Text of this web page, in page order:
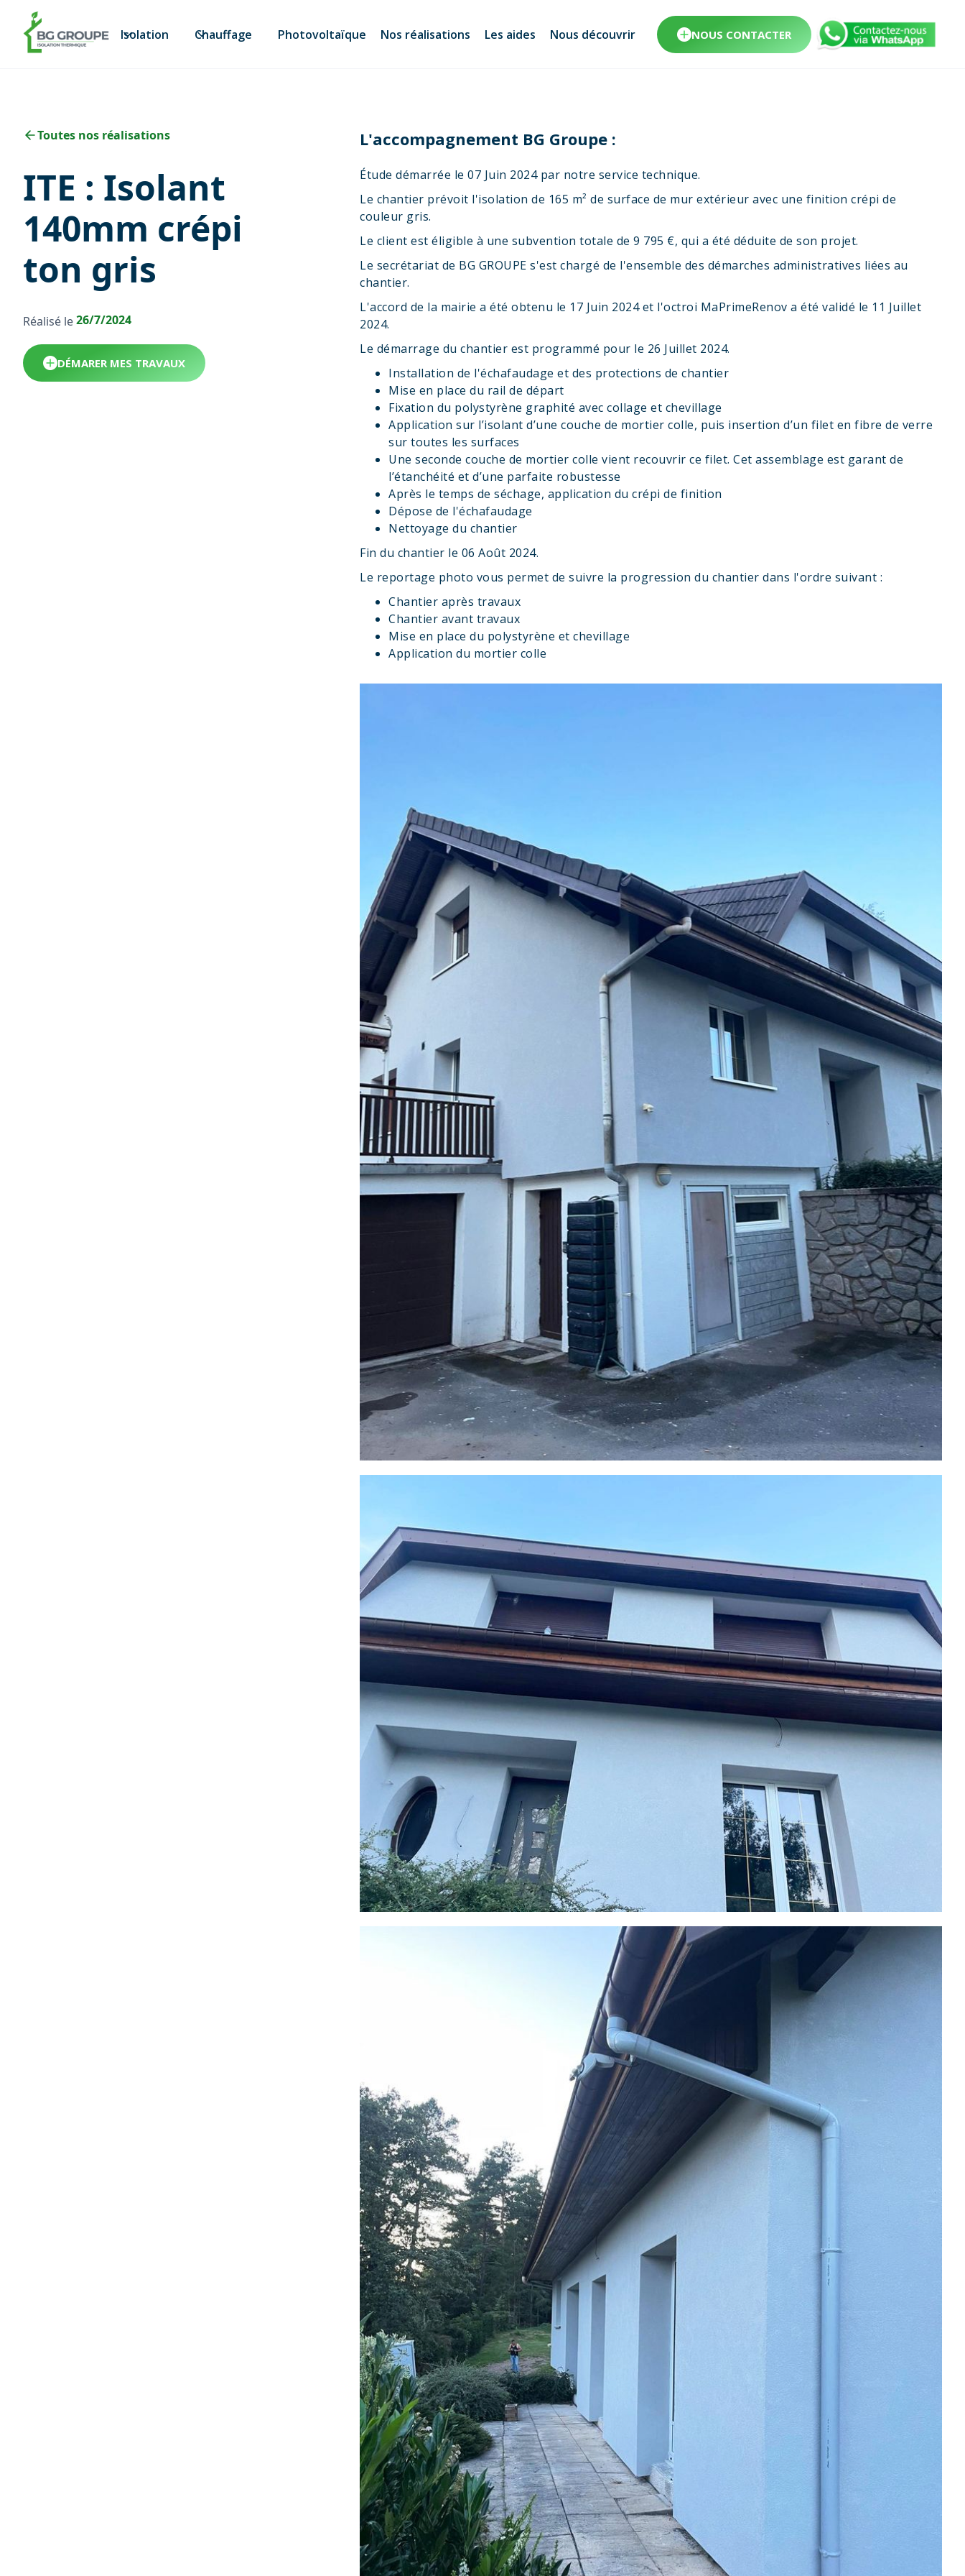
Isolation Chauffage Photovoltaïque Nos réalisations Les aides Nous découvrir NOUS CONTACTER
Toutes nos réalisations
ITE : Isolant
140mm crépi
ton gris
Réalisé le26/7/2024
DÉMARER MES TRAVAUX
L'accompagnement BG Groupe :
Étude démarrée le 07 Juin 2024 par notre service technique.
Le chantier prévoit l'isolation de 165 m² de surface de mur extérieur avec une finition crépi de
couleur gris.
Le client est éligible à une subvention totale de 9 795 €, qui a été déduite de son projet.
Le secrétariat de BG GROUPE s'est chargé de l'ensemble des démarches administratives liées au
chantier.
L'accord de la mairie a été obtenu le 17 Juin 2024 et l'octroi MaPrimeRenov a été validé le 11 Juillet
2024.
Le démarrage du chantier est programmé pour le 26 Juillet 2024.
Installation de l'échafaudage et des protections de chantier
Mise en place du rail de départ
Fixation du polystyrène graphité avec collage et chevillage
Application sur l’isolant d’une couche de mortier colle, puis insertion d’un filet en fibre de verre
sur toutes les surfaces
Une seconde couche de mortier colle vient recouvrir ce filet. Cet assemblage est garant de
l’étanchéité et d’une parfaite robustesse
Après le temps de séchage, application du crépi de finition
Dépose de l'échafaudage
Nettoyage du chantier
Fin du chantier le 06 Août 2024.
Le reportage photo vous permet de suivre la progression du chantier dans l'ordre suivant :
Chantier après travaux
Chantier avant travaux
Mise en place du polystyrène et chevillage
Application du mortier colle